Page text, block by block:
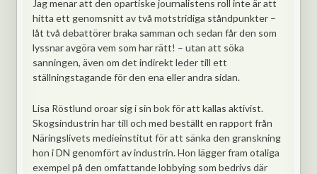
Jag menar att den opartiske journalistens roll inte är att
hitta ett genomsnitt av två motstridiga ståndpunkter –
låt två debattörer braka samman och sedan får den som
lyssnar avgöra vem som har rätt! – utan att söka
sanningen, även om det indirekt leder till ett
ställningstagande för den ena eller andra sidan.
Lisa Röstlund oroar sig i sin bok för att kallas aktivist.
Skogsindustrin har till och med beställt en rapport från
Näringslivets medieinstitut för att sänka den granskning
hon i DN genomfört av industrin. Hon lägger fram otaliga
exempel på den omfattande lobbying som bedrivs där